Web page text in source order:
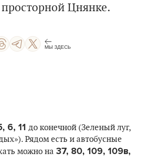
Цнянке.
МЫ ЗДЕСЬ
6, 11 до конечной (Зеленый луг,
Рядом есть и автобусные
можно на 37, 80, 109, 109в,